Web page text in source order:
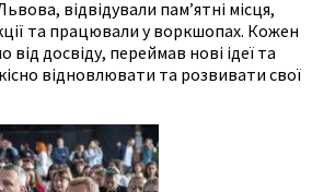
відвідували пам’ятні місця,
та працювали у воркшопах. Кожен
від досвіду, переймав нові ідеї та
відновлювати та розвивати свої